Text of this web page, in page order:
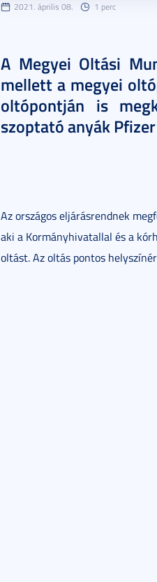
2021. április 08. 1 perc
A Megyei Oltási
mellett a megyei
oltópontján is
szoptató anyák
Az országos eljárásrendnek
aki a Kormányhivatallal és a
oltást. Az oltás pontos